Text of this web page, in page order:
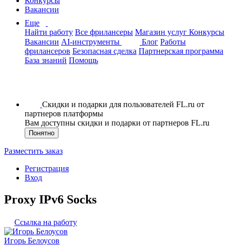
Вакансии
Еще
Найти работу Все фрилансеры Магазин услуг Конкурсы
Вакансии AI-инструменты Блог Работы
фрилансеров Безопасная сделка Партнерская программа
База знаний Помощь
Скидки и подарки для пользователей FL.ru от
партнеров платформы
Вам доступны скидки и подарки от партнеров FL.ru
Понятно
Разместить заказ
Регистрация
Вход
Proxy IPv6 Socks
Ссылка на работу
Игорь Белоусов